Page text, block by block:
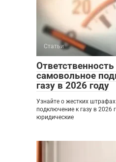
Статьи
Ответственность
самовольное
газу в 2026 году
Узнайте о жестких
подключение к газу в 2026
юридические